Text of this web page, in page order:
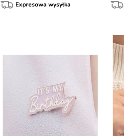
Expresowa wysyłka